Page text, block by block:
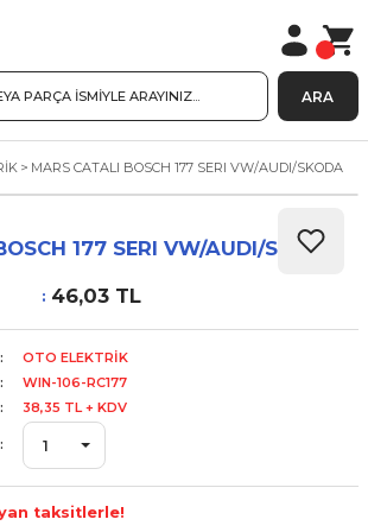
ARA
MARS CATALI BOSCH 177 SERI VW/AUDI/SKODA
177 SERI VW/AUDI/SKODA
46,03 TL
OTO ELEKTRİK
WIN-106-RC177
38,35 TL + KDV
taksitlerle!